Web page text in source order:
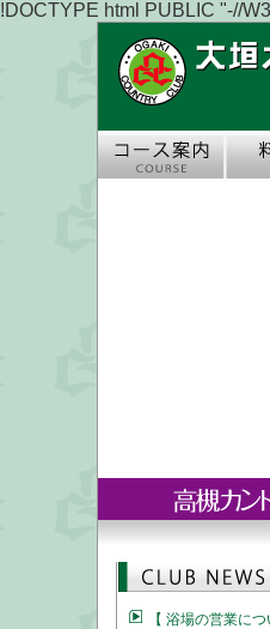
!DOCTYPE html PUBLIC "-//
【 浴場の営業に